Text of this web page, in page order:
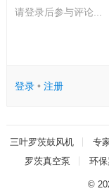
请登录后参与评论...
登录• 注册
三叶罗茨鼓风机 专
罗茨真空泵
环
©